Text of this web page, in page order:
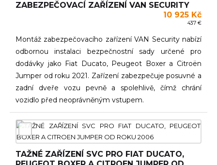
ZABEZPEČOVACÍ ZAŘÍZENÍ VAN SECURITY
10 925 Kč
437 €
Montáž zabezpečovacího zařízení VAN Security nabízí
odbornou instalaci bezpečnostní sady určené pro
dodávky jako Fiat Ducato, Peugeot Boxer a Citroën
Jumper od roku 2021. Zařízení zabezpečuje posuvné a
zadní dveře vozu pevně a spolehlivě, čímž chrání
vozidlo před neoprávněným vstupem.
TAŽNÉ ZAŘÍZENÍ SVC PRO FIAT DUCATO,